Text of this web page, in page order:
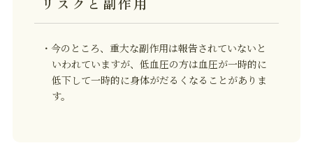
・今のところ、重大な副作用は報告されていないと
いわれていますが、低血圧の方は血圧が一時的に
低下して一時的に身体がだるくなることがありま
す。